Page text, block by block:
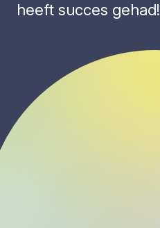
heeft succes gehad!